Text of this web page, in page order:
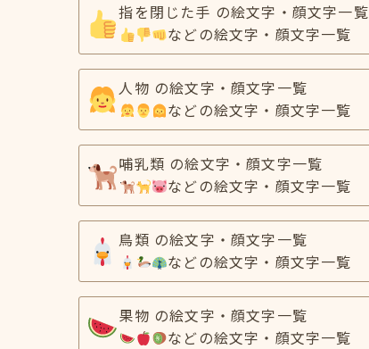
指を閉じた手 の絵文字・顔文字一覧
などの絵文字・顔文字一覧
人物 の絵文字・顔文字一覧
などの絵文字・顔文字一覧
哺乳類 の絵文字・顔文字一覧
などの絵文字・顔文字一覧
鳥類 の絵文字・顔文字一覧
などの絵文字・顔文字一覧
果物 の絵文字・顔文字一覧
などの絵文字・顔文字一覧